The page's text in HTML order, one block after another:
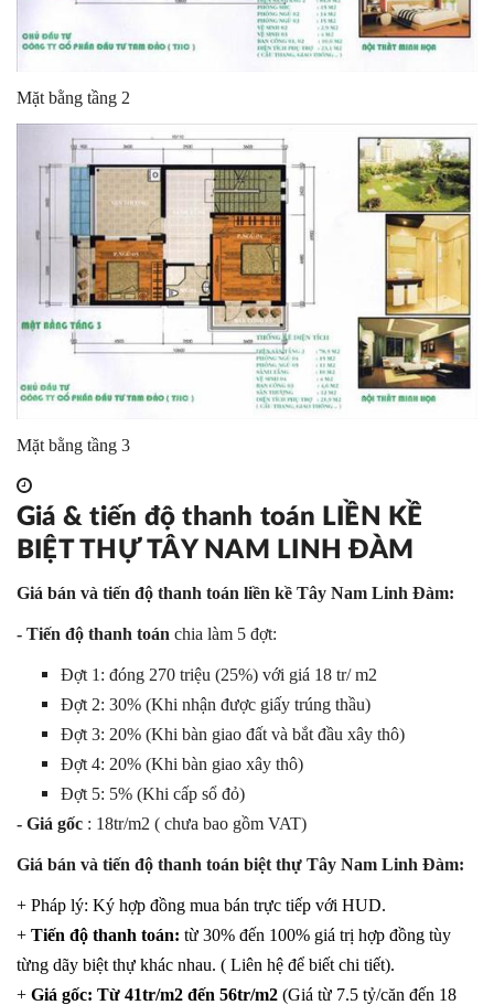
Mặt bằng tầng 2
Mặt bằng tầng 3
Giá & tiến độ thanh toán LIỀN KỀ
BIỆT THỰ TÂY NAM LINH ĐÀM
Giá bán và tiến độ thanh toán liền kề Tây Nam Linh Đàm:
- Tiến độ thanh toán chia làm 5 đợt:
Đợt 1: đóng 270 triệu (25%) với giá 18 tr/ m2
Đợt 2: 30% (Khi nhận được giấy trúng thầu)
Đợt 3: 20% (Khi bàn giao đất và bắt đầu xây thô)
Đợt 4: 20% (Khi bàn giao xây thô)
Đợt 5: 5% (Khi cấp sổ đỏ)
- Giá gốc : 18tr/m2 ( chưa bao gồm VAT)
Giá bán và tiến độ thanh toán biệt thự Tây Nam Linh Đàm:
+ Pháp lý: Ký hợp đồng mua bán trực tiếp với HUD.
+ Tiến độ thanh toán: từ 30% đến 100% giá trị hợp đồng tùy
từng dãy biệt thự khác nhau. ( Liên hệ để biết chi tiết).
+ Giá gốc: Từ 41tr/m2 đến 56tr/m2 (Giá từ 7.5 tỷ/căn đến 18